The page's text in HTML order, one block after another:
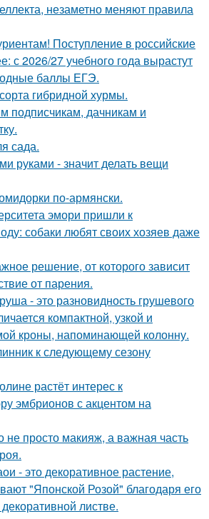
незаметно меняют правила
Поступление в российские
с 2026/27 учебного года вырастут
баллы ЕГЭ.
гибридной хурмы.
дачникам и
сада.
руками - значит делать вещи
по-армянски.
эмори пришли к
собаки любят своих хозяев даже
решение, от которого зависит
от парения.
- это разновидность грушевого
компактной, узкой и
кроны, напоминающей колонну.
к следующему сезону
растёт интерес к
эмбрионов с акцентом на
не просто макияж, а важная часть
- это декоративное растение,
"Японской Розой" благодаря его
листве.